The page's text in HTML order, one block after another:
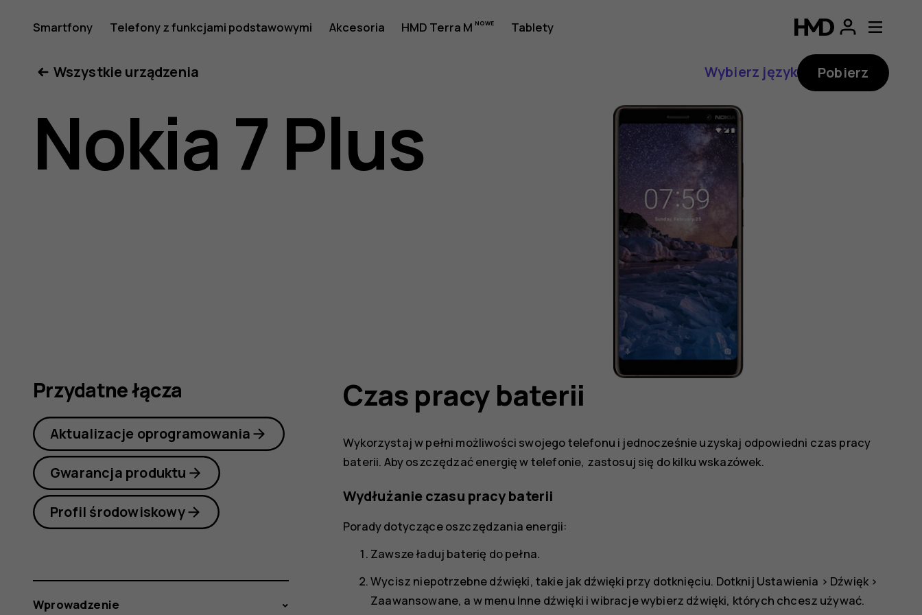
Instrukcja
obsługi
telefonu
Plus
Smartfony Telefony z funkcjami podstawowymi Akcesoria HMD Terra M Tablety
Wszystkie urządzenia
Wybierz język Pobierz
Nokia 7 Plus
Czas pracy baterii
Wykorzystaj w pełni możliwości swojego telefonu i jednocześnie uzyskaj odpowiedni czas pracy
baterii. Aby oszczędzać energię w telefonie, zastosuj się do kilku wskazówek.
Wydłużanie czasu pracy baterii
Porady dotyczące oszczędzania energii:
Zawsze ładuj baterię do pełna.
Wycisz niepotrzebne dźwięki, takie jak dźwięki przy dotknięciu. Dotknij Ustawienia > Dźwięk>
Zaawansowane, a w menu Inne dźwięki i wibracjewybierz dźwięki, których chcesz używać.
Przydatne łącza
Aktualizacje oprogramowania
Gwarancja produktu
Profil środowiskowy
Wprowadzenie